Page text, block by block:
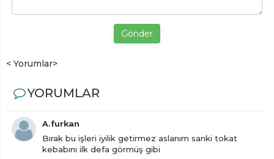
Gönder
< Yorumlar>
YORUMLAR
A.furkan
Bırak bu işleri iyilik getirmez aslanım sanki tokat
kebabını ilk defa görmüş gibi